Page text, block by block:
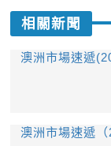
相關新聞
澳洲市場速遞
澳洲市場速遞（